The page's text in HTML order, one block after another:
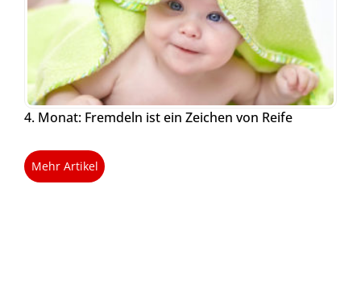
4. Monat: Fremdeln ist ein Zeichen von Reife
Mehr Artikel